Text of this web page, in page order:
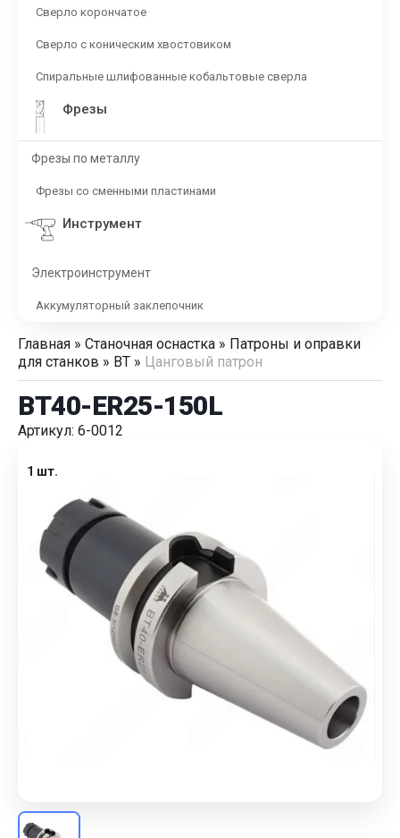
Сверло корончатое
Сверло с коническим хвостовиком
Спиральные шлифованные кобальтовые сверла
Фрезы
Фрезы по металлу
Фрезы со сменными пластинами
Инструмент
Электроинструмент
Аккумуляторный заклепочник
Главная » Станочная оснастка » Патроны и оправки
для станков » BT » Цанговый патрон
BT40-ER25-150L
Артикул: 6-0012
1 шт.